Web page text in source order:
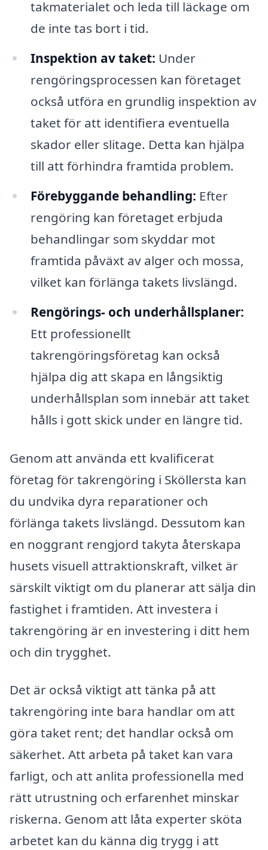
takmaterialet och leda till läckage om
de inte tas bort i tid.
Inspektion av taket: Under
rengöringsprocessen kan företaget
också utföra en grundlig inspektion av
taket för att identifiera eventuella
skador eller slitage. Detta kan hjälpa
till att förhindra framtida problem.
Förebyggande behandling: Efter
rengöring kan företaget erbjuda
behandlingar som skyddar mot
framtida påväxt av alger och mossa,
vilket kan förlänga takets livslängd.
Rengörings- och underhållsplaner:
Ett professionellt
takrengöringsföretag kan också
hjälpa dig att skapa en långsiktig
underhållsplan som innebär att taket
hålls i gott skick under en längre tid.
Genom att använda ett kvalificerat
företag för takrengöring i Sköllersta kan
du undvika dyra reparationer och
förlänga takets livslängd. Dessutom kan
en noggrant rengjord takyta återskapa
husets visuell attraktionskraft, vilket är
särskilt viktigt om du planerar att sälja din
fastighet i framtiden. Att investera i
takrengöring är en investering i ditt hem
och din trygghet.
Det är också viktigt att tänka på att
takrengöring inte bara handlar om att
göra taket rent; det handlar också om
säkerhet. Att arbeta på taket kan vara
farligt, och att anlita professionella med
rätt utrustning och erfarenhet minskar
riskerna. Genom att låta experter sköta
arbetet kan du känna dig trygg i att